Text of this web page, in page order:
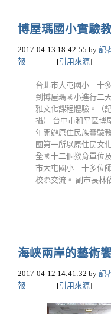
博屋瑪國小實驗
2017-04-13 18:42:55 by 記
報
[引用來源]
台北市大屯國小三十
到博屋瑪國小進行二
雅文化課程體驗。（
攝） 台中市和平區博
年開辦原住民族實驗
國第一所以原住民文
全國十二個教育單位
市大屯國小三十多位
校際交流。 副市長林
海峽兩岸的藝術
2017-04-12 14:41:32 by 記
報
[引用來源]